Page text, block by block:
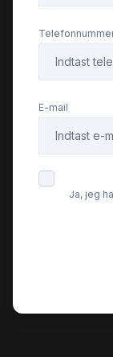
Læderrat
E-mail
Ja, jeg